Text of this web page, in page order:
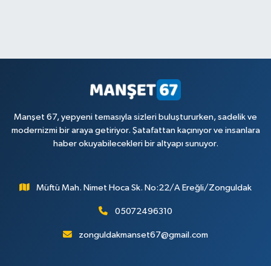
Manşet 67, yepyeni temasıyla sizleri buluştururken, sadelik ve
modernizmi bir araya getiriyor. Şatafattan kaçınıyor ve insanlara
haber okuyabilecekleri bir altyapı sunuyor.
Müftü Mah. Nimet Hoca Sk. No:22/A Ereğli/Zonguldak
05072496310
zonguldakmanset67@gmail.com